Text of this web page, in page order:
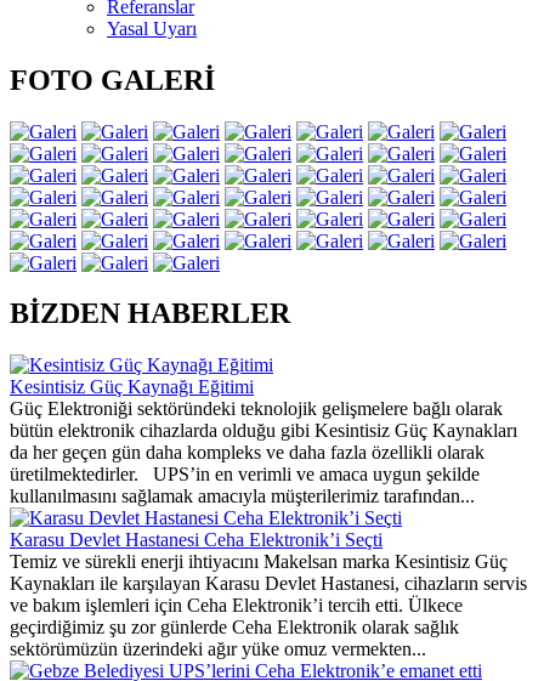
Referanslar
Yasal Uyarı
FOTO GALERİ
BİZDEN HABERLER
Kesintisiz Güç Kaynağı Eğitimi
Güç Elektroniği sektöründeki teknolojik gelişmelere bağlı olarak
bütün elektronik cihazlarda olduğu gibi Kesintisiz Güç Kaynakları
da her geçen gün daha kompleks ve daha fazla özellikli olarak
üretilmektedirler. UPS’in en verimli ve amaca uygun şekilde
kullanılmasını sağlamak amacıyla müşterilerimiz tarafından...
Karasu Devlet Hastanesi Ceha Elektronik’i Seçti
Temiz ve sürekli enerji ihtiyacını Makelsan marka Kesintisiz Güç
Kaynakları ile karşılayan Karasu Devlet Hastanesi, cihazların servis
ve bakım işlemleri için Ceha Elektronik’i tercih etti. Ülkece
geçirdiğimiz şu zor günlerde Ceha Elektronik olarak sağlık
sektörümüzün üzerindeki ağır yüke omuz vermekten...